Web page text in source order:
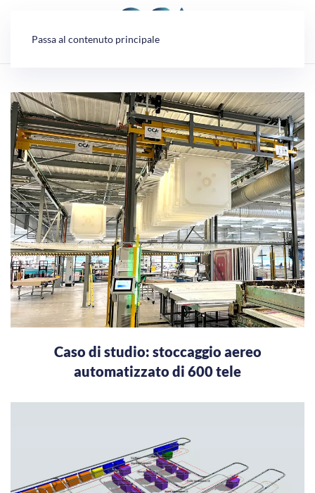
Passa al contenuto principale
Caso di studio: stoccaggio aereo
automatizzato di 600 tele
Pannello di gestione dei cookies